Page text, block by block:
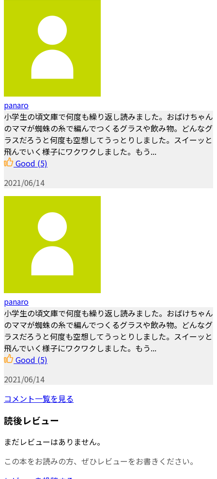
panaro
小学生の頃文庫で何度も繰り返し読みました。おばけちゃん
のママが蜘蛛の糸で編んでつくるグラスや飲み物。どんなグ
ラスだろうと何度も空想してうっとりしました。スイーッと
飛んでいく様子にワクワクしました。もう...
Good (5)
2021/06/14
panaro
小学生の頃文庫で何度も繰り返し読みました。おばけちゃん
のママが蜘蛛の糸で編んでつくるグラスや飲み物。どんなグ
ラスだろうと何度も空想してうっとりしました。スイーッと
飛んでいく様子にワクワクしました。もう...
Good (5)
2021/06/14
コメント一覧を見る
読後レビュー
まだレビューはありません。
この本をお読みの方、ぜひレビューをお書きください。